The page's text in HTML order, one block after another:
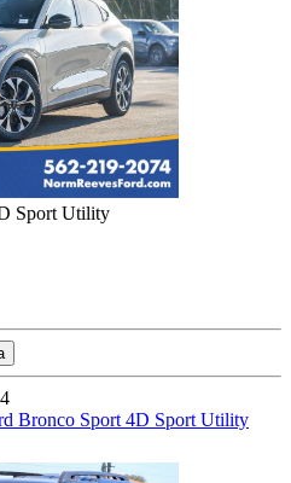
Sport Utility
Bronco Sport 4D Sport Utility